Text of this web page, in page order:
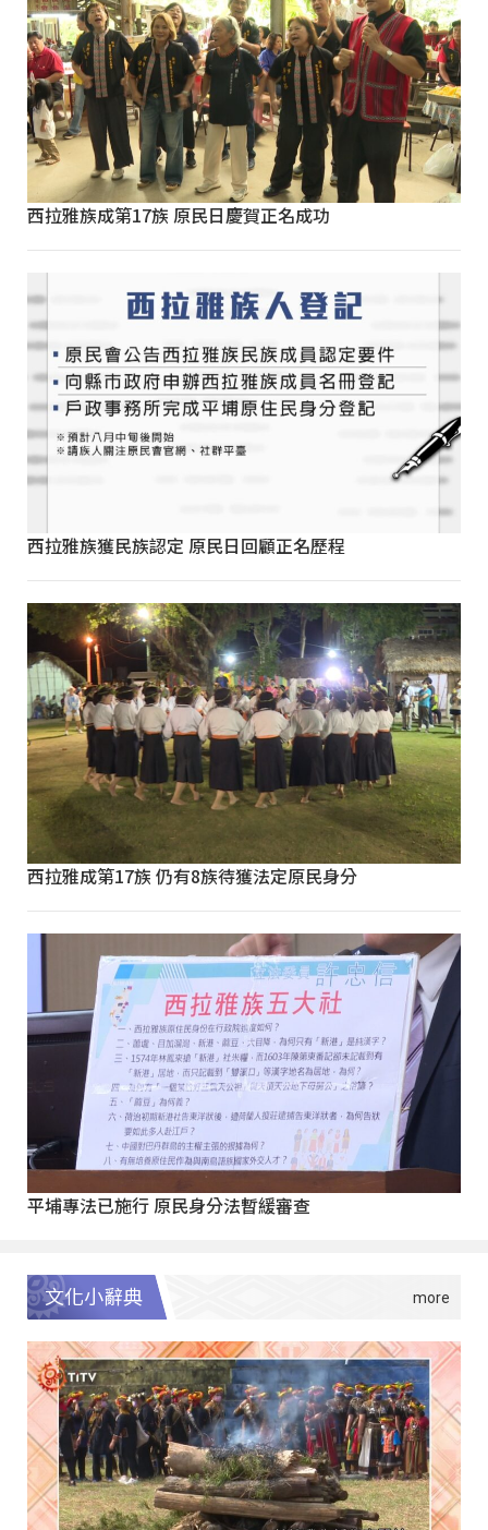
西拉雅族成第17族 原民日慶賀正名成功
西拉雅族獲民族認定 原民日回顧正名歷程
西拉雅成第17族 仍有8族待獲法定原民身分
平埔專法已施行 原民身分法暫緩審查
文化小辭典